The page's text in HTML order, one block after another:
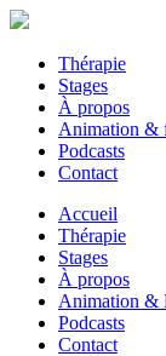
Thérapie
Stages
À propos
Animation &
Podcasts
Contact
Accueil
Thérapie
Stages
À propos
Animation &
Podcasts
Contact